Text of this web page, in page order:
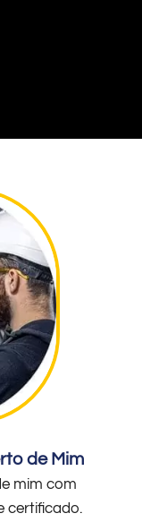
de Mim
mim com
certificado.